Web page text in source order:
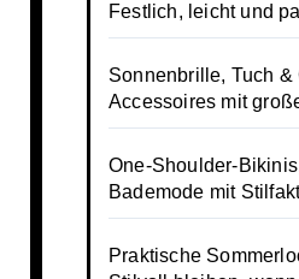
Festlich, leicht und
Sonnenbrille, Tuch
Accessoires mit
One-Shoulder-
Bademode mit
Praktische